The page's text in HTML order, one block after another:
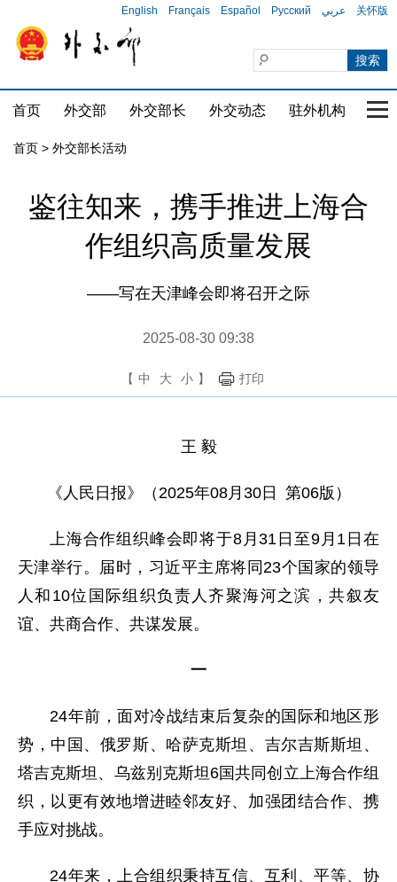
English Français Español Русский عربي 关怀版
首页 外交部 外交部长 外交动态 驻外机构 国
首页 > 外交部长活动
鉴往知来，携手推进上海合
作组织高质量发展
——写在天津峰会即将召开之际
2025-08-30 09:38
【 中 大 小 】 打印
王 毅
《人民日报》（2025年08月30日 第06版）
上海合作组织峰会即将于8月31日至9月1日在
天津举行。届时，习近平主席将同23个国家的领导
人和10位国际组织负责人齐聚海河之滨，共叙友
谊、共商合作、共谋发展。
一
24年前，面对冷战结束后复杂的国际和地区形
势，中国、俄罗斯、哈萨克斯坦、吉尔吉斯斯坦、
塔吉克斯坦、乌兹别克斯坦6国共同创立上海合作组
织，以更有效地增进睦邻友好、加强团结合作、携
手应对挑战。
24年来，上合组织秉持互信、互利、平等、协